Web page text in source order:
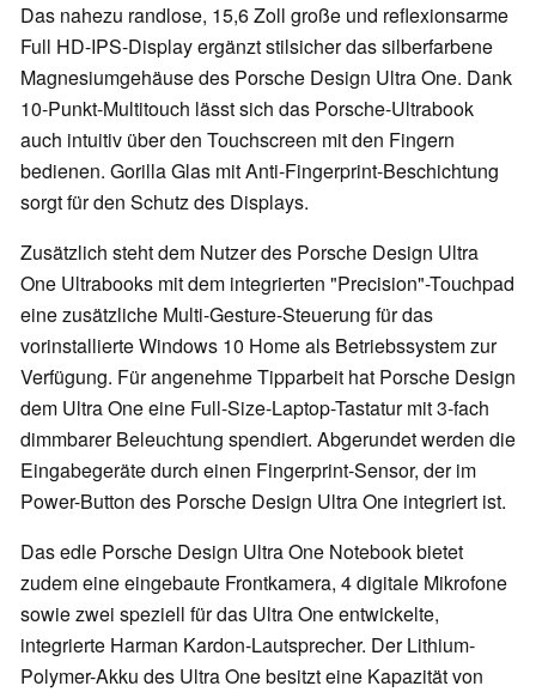
Das nahezu randlose, 15,6 Zoll große und reflexionsarme
Full HD-IPS-Display ergänzt stilsicher das silberfarbene
Magnesiumgehäuse des Porsche Design Ultra One. Dank
10-Punkt-Multitouch lässt sich das Porsche-Ultrabook
auch intuitiv über den Touchscreen mit den Fingern
bedienen. Gorilla Glas mit Anti-Fingerprint-Beschichtung
sorgt für den Schutz des Displays.
Zusätzlich steht dem Nutzer des Porsche Design Ultra
One Ultrabooks mit dem integrierten "Precision"-Touchpad
eine zusätzliche Multi-Gesture-Steuerung für das
vorinstallierte Windows 10 Home als Betriebssystem zur
Verfügung. Für angenehme Tipparbeit hat Porsche Design
dem Ultra One eine Full-Size-Laptop-Tastatur mit 3-fach
dimmbarer Beleuchtung spendiert. Abgerundet werden die
Eingabegeräte durch einen Fingerprint-Sensor, der im
Power-Button des Porsche Design Ultra One integriert ist.
Das edle Porsche Design Ultra One Notebook bietet
zudem eine eingebaute Frontkamera, 4 digitale Mikrofone
sowie zwei speziell für das Ultra One entwickelte,
integrierte Harman Kardon-Lautsprecher. Der Lithium-
Polymer-Akku des Ultra One besitzt eine Kapazität von